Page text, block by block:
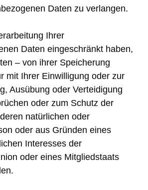
Daten zu verlangen.
Ihrer
Daten eingeschränkt haben,
– von ihrer Speicherung
mit Ihrer Einwilligung oder zur
Ausübung oder Verteidigung
oder zum Schutz der
natürlichen oder
oder aus Gründen eines
Interesses der
oder eines Mitgliedstaats